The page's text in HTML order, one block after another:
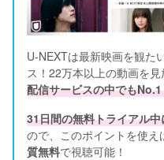
U-NEXTは最新映画を観た
ス！22万本以上の動画を
配信サービスの中でも
31日間の無料トライアル
ので、このポイントを使
質無料で視聴可能！